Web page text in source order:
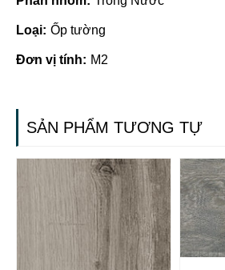
Loại: Ốp tường
Đơn vị tính: M2
SẢN PHẨM TƯƠNG TỰ